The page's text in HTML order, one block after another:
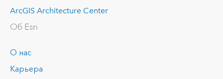
ArcGIS Architecture Center
Об Esri
О нас
Карьера